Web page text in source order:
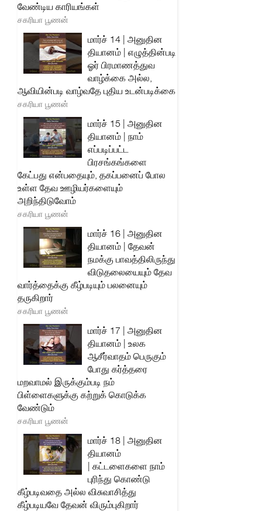
வேண்டிய காரியங்கள்
சகரியா பூணன்
மார்ச் 14 | அனுதின
தியானம் | எழுத்தின்படி
ஓர் பிரமாணத்துவ
வாழ்க்கை அல்ல,
ஆவியின்படி வாழ்வதே புதிய உடன்படிக்கை
சகரியா பூணன்
மார்ச் 15 | அனுதின
தியானம் | நாம்
எப்படிப்பட்ட
பிரசங்கங்களை
கேட்பது என்பதையும், தகப்பனைப் போல
உள்ள தேவ ஊழியர்களையும்
அறிந்திடுவோம்
சகரியா பூணன்
மார்ச் 16 | அனுதின
தியானம் | தேவன்
நமக்கு பாவத்திலிருந்து
விடுதலையையும் தேவ
வார்த்தைக்கு கீழ்படியும் பலனையும்
தருகிறார்
சகரியா பூணன்
மார்ச் 17 | அனுதின
தியானம் | உலக
ஆசீர்வாதம் பெருகும்
போது கர்த்தரை
மறவாமல் இருக்கும்படி நம்
பிள்ளைகளுக்கு கற்றுக் கொடுக்க
வேண்டும்
சகரியா பூணன்
மார்ச் 18 | அனுதின
தியானம்
| கட்டளைகளை நாம்
புரிந்து கொண்டு
கீழ்படிவதை அல்ல விசுவாசித்து
கீழ்படியவே தேவன் விரும்புகிறார்